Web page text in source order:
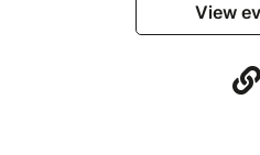
View